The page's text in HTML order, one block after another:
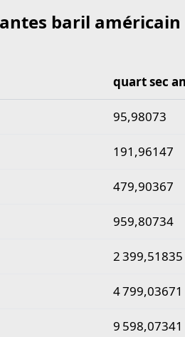
baril américain
américain en quart sec
quart sec
95,98073
191,96147
479,90367
959,80734
2 399,51835
4 799,03671
9 598,07341